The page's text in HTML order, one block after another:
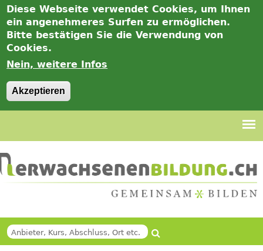
Diese Webseite verwendet Cookies, um Ihnen
ein angenehmeres Surfen zu ermöglichen.
Bitte bestätigen Sie die Verwendung von
Cookies.
Nein, weitere Infos
Akzeptieren
Suche
Back